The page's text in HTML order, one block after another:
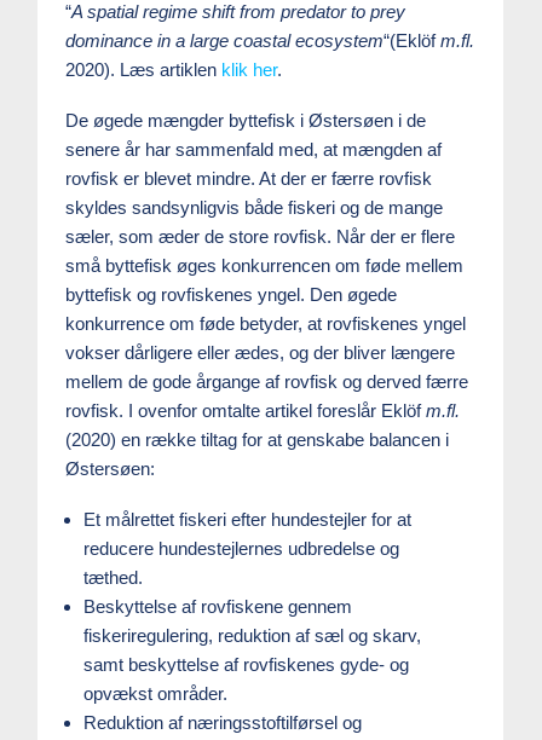
“A spatial regime shift from predator to prey
dominance in a large coastal ecosystem“(Eklöfm.fl.
2020). Læs artiklen klik her.
De øgede mængder byttefisk i Østersøen i de
senere år har sammenfald med, at mængden af
rovfisk er blevet mindre. At der er færre rovfisk
skyldes sandsynligvis både fiskeri og de mange
sæler, som æder de store rovfisk. Når der er flere
små byttefisk øges konkurrencen om føde mellem
byttefisk og rovfiskenes yngel. Den øgede
konkurrence om føde betyder, at rovfiskenes yngel
vokser dårligere eller ædes, og der bliver længere
mellem de gode årgange af rovfisk og derved færre
rovfisk. I ovenfor omtalte artikel foreslår Eklöfm.fl.
(2020) en række tiltag for at genskabe balancen i
Østersøen:
Et målrettet fiskeri efter hundestejler for at
reducere hundestejlernes udbredelse og
tæthed.
Beskyttelse af rovfiskene gennem
fiskeriregulering, reduktion af sæl og skarv,
samt beskyttelse af rovfiskenes gyde- og
opvækst områder.
Reduktion af næringsstoftilførsel og